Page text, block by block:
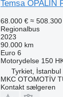
Temsa OPALIN
68.000 € ≈ 508.300
Regionalbus
2023
90.000 km
Euro 6
Motorydelse 150
Tyrkiet, İstanbul
MKC OTOMOTİV
Kontakt sælgeren